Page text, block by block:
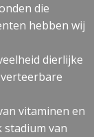
die
hebben wij
dierlijke
vitaminen en
stadium van